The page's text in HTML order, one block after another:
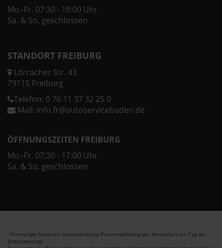
Mo.-Fr. 07:30 - 18:00 Uhr
Sa. & So. geschlossen
STANDORT FREIBURG
Lörracher Str. 43
79115 Freiburg
Telefon: 0 76 11 37 32 25 0
Mail: info.fr@autoservicebaden.de
ÖFFNUNGSZEITEN FREIBURG
Mo.-Fr. 07:30 - 17:00 Uhr
Sa. & So. geschlossen
1 Ehemaliger Neupreis (Unverbindliche Preisempfehlung des Herstellers am Tag der
Erstzulassung).